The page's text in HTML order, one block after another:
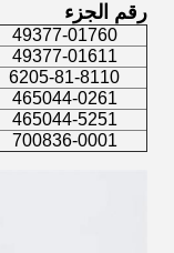
رقم الجزء
49377-01760
49377-01611
6205-81-8110
465044-0261
465044-5251
700836-0001